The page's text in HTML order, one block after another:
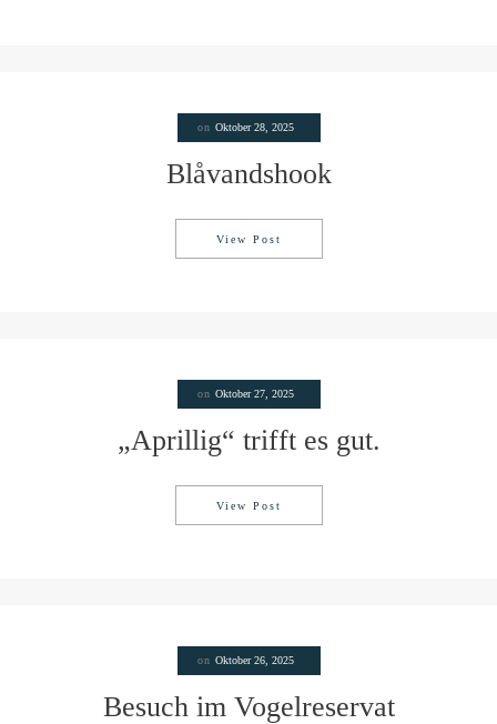
on Oktober 28, 2025
Blåvandshook
View Post
on Oktober 27, 2025
„Aprillig“ trifft es gut.
View Post
on Oktober 26, 2025
Besuch im Vogelreservat